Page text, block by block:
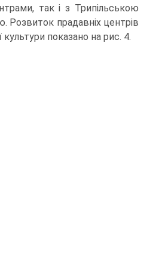
так і з Трипільською
Розвиток прадавніх центрів
показано на рис. 4.